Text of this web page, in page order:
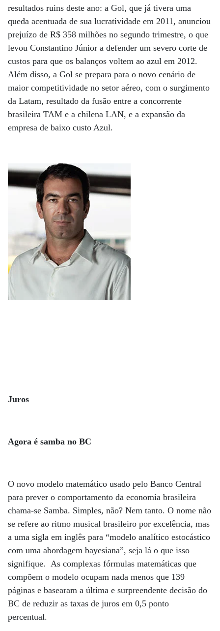
resultados ruins deste ano: a Gol, que já tivera uma
queda acentuada de sua lucratividade em 2011, anunciou
prejuízo de R$ 358 milhões no segundo trimestre, o que
levou Constantino Júnior a defender um severo corte de
custos para que os balanços voltem ao azul em 2012.
Além disso, a Gol se prepara para o novo cenário de
maior competitividade no setor aéreo, com o surgimento
da Latam, resultado da fusão entre a concorrente
brasileira TAM e a chilena LAN, e a expansão da
empresa de baixo custo Azul.
Juros
Agora é samba no BC
O novo modelo matemático usado pelo Banco Central
para prever o comportamento da economia brasileira
chama-se Samba. Simples, não? Nem tanto. O nome não
se refere ao ritmo musical brasileiro por excelência, mas
a uma sigla em inglês para “modelo analítico estocástico
com uma abordagem bayesiana”, seja lá o que isso
signifique. As complexas fórmulas matemáticas que
compõem o modelo ocupam nada menos que 139
páginas e basearam a última e surpreendente decisão do
BC de reduzir as taxas de juros em 0,5 ponto
percentual.